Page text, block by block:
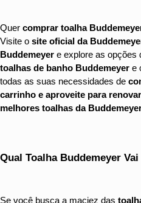
Quer comprar toalha
Visite o site oficial da
Buddemeyer e explore as opções
toalhas de banho Buddemeyer e
todas as suas necessidades de
carrinho e aproveite para
melhores toalhas da
Qual Toalha Buddemeyer
Se você busca a maciez das